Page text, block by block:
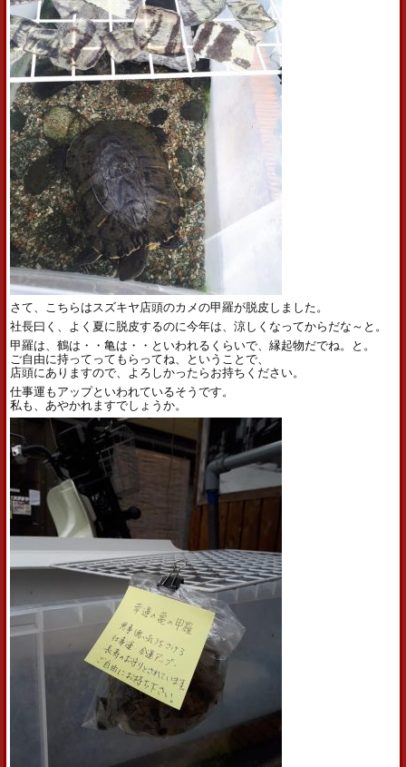
さて、こちらはスズキヤ店頭のカメの甲羅が脱皮しました。
社長曰く、よく夏に脱皮するのに今年は、涼しくなってからだな～と。
甲羅は、鶴は・・亀は・・といわれるくらいで、縁起物だでね。と。
ご自由に持ってってもらってね、ということで、
店頭にありますので、よろしかったらお持ちください。
仕事運もアップといわれているそうです。
私も、あやかれますでしょうか。